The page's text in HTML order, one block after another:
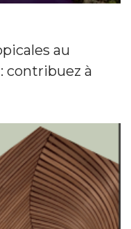
au
contribuez à